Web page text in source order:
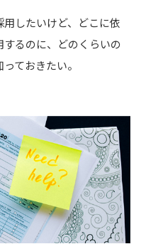
したいけど、どこに依
るのに、どのくらいの
ておきたい。